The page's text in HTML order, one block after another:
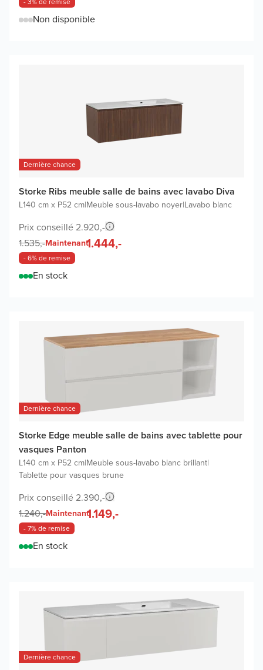
Non disponible
Dernière chance
Storke Ribs meuble salle de bains avec lavabo Diva
L140 cm x P52 cm|Meuble sous-lavabo noyer|Lavabo blanc
Prix conseillé 2.920,-
1.535,-Maintenant1.444,-
- 6% de remise
En stock
Dernière chance
Storke Edge meuble salle de bains avec tablette pour
vasques Panton
L140 cm x P52 cm|Meuble sous-lavabo blanc brillant|
Tablette pour vasques brune
Prix conseillé 2.390,-
1.240,-Maintenant1.149,-
- 7% de remise
En stock
Dernière chance